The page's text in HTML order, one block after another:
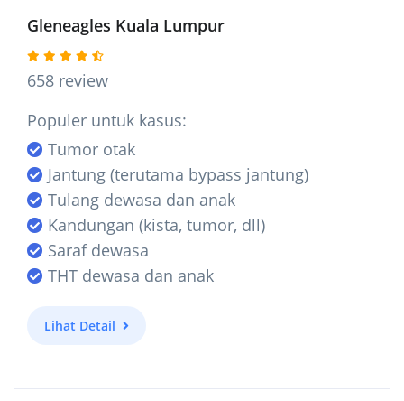
Gleneagles Kuala Lumpur
658 review
Populer untuk kasus:
Tumor otak
Jantung (terutama bypass jantung)
Tulang dewasa dan anak
Kandungan (kista, tumor, dll)
Saraf dewasa
THT dewasa dan anak
Lihat Detail